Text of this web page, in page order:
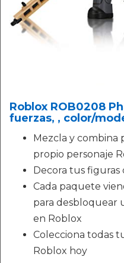
Roblox ROB0208
fuerzas, , color/
Mezcla y combina
propio personaje
Decora tus figuras
Cada paquete
para desbloquear
en Roblox
Colecciona todas
Roblox hoy